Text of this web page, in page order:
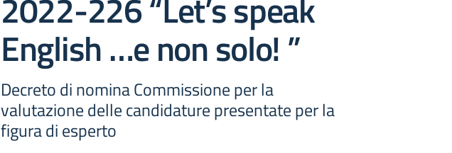
English …e non solo! ”
Decreto di nomina Commissione per la
valutazione delle candidature presentate per la
figura di esperto